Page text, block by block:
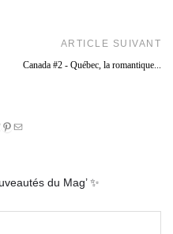
ARTICLE SUIVANT
Canada #2 - Québec, la romantique...
Pinterest
E-
du Mag’ ✨